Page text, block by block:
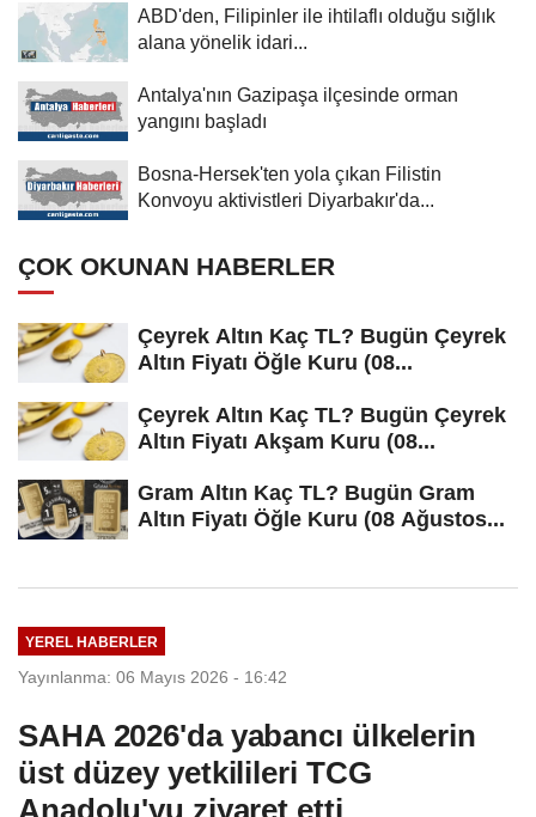
ABD'den, Filipinler ile ihtilaflı olduğu sığlık
alana yönelik idari...
Antalya'nın Gazipaşa ilçesinde orman
yangını başladı
Bosna-Hersek'ten yola çıkan Filistin
Konvoyu aktivistleri Diyarbakır'da...
ÇOK OKUNAN HABERLER
Çeyrek Altın Kaç TL? Bugün Çeyrek
Altın Fiyatı Öğle Kuru (08...
Çeyrek Altın Kaç TL? Bugün Çeyrek
Altın Fiyatı Akşam Kuru (08...
Gram Altın Kaç TL? Bugün Gram
Altın Fiyatı Öğle Kuru (08 Ağustos...
YEREL HABERLER
Yayınlanma: 06 Mayıs 2026 - 16:42
SAHA 2026'da yabancı ülkelerin
üst düzey yetkilileri TCG
Anadolu'yu ziyaret etti